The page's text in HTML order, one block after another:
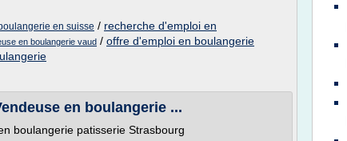
en suisse / recherche d'emploi en
en boulangerie vaud / offre d'emploi en boulangerie
en boulangerie ...
boulangerie patisserie Strasbourg